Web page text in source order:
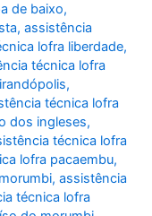
de baixo,
,assistência
lofra liberdade,
técnica lofra
,
técnica lofra
dos ingleses,
técnica lofra
lofra pacaembu,
,assistência
técnica lofra